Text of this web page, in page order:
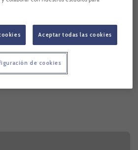
Aceptar todas las cookies
de cookies